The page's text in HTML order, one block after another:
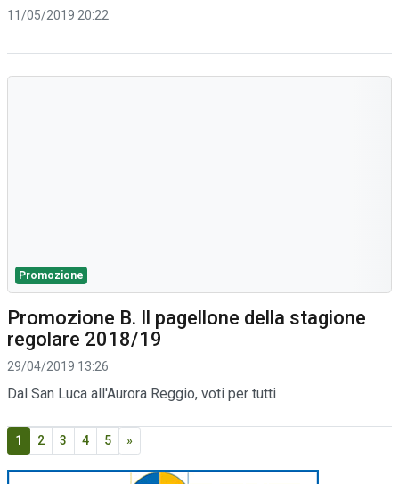
11/05/2019 20:22
Promozione
Promozione B. Il pagellone della stagione
regolare 2018/19
29/04/2019 13:26
Dal San Luca all'Aurora Reggio, voti per tutti
1 2 3 4 5 »